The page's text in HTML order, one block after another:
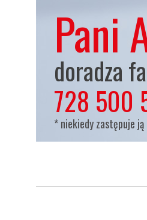
Pani
doradza
728 500
* niekiedy zastępuje